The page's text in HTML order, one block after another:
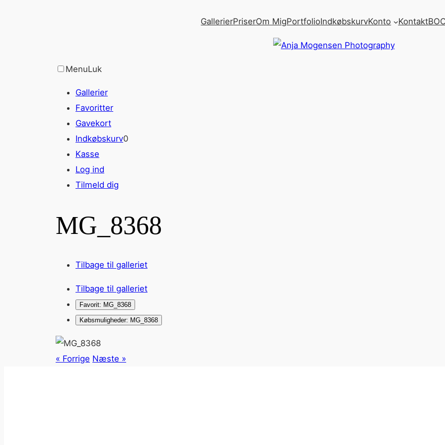
GallerierPriserOm MigPortfolioIndkøbskurvKonto Kontakt
MenuLuk
Gallerier
Favoritter
Gavekort
Indkøbskurv0
Kasse
Log ind
Tilmeld dig
MG_8368
Tilbage til galleriet
Tilbage til galleriet
Favorit: MG_8368
Købsmuligheder: MG_8368
« Forrige Næste »